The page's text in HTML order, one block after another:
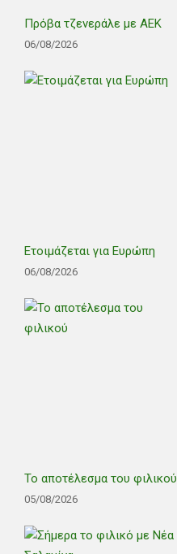
Πρόβα τζενεράλε με ΑΕΚ
06/08/2026
Ετοιμάζεται για Ευρώπη
06/08/2026
Το αποτέλεσμα του φιλικού
05/08/2026